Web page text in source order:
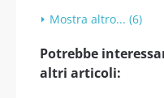
Mostra altro... (6)
Potrebbe
altri articoli: